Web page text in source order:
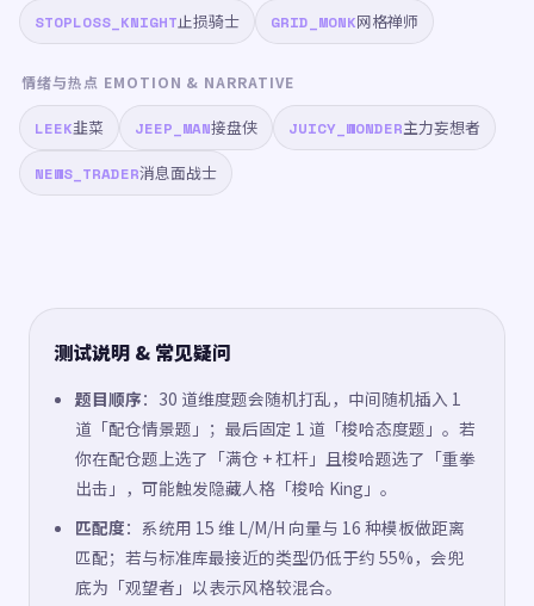
STOPLOSS_KNIGHT止损骑士 GRID_MONK网格禅师
情绪与热点 EMOTION & NARRATIVE
LEEK韭菜 JEEP_MAN接盘侠 JUICY_WONDER主力妄想者
NEWS_TRADER消息面战士
测试说明 & 常见疑问
题目顺序：30 道维度题会随机打乱，中间随机插入 1
道「配仓情景题」；最后固定 1 道「梭哈态度题」。若
你在配仓题上选了「满仓 + 杠杆」且梭哈题选了「重拳
出击」，可能触发隐藏人格「梭哈 King」。
匹配度：系统用 15 维 L/M/H 向量与 16 种模板做距离
匹配；若与标准库最接近的类型仍低于约 55%，会兜
底为「观望者」以表示风格较混合。